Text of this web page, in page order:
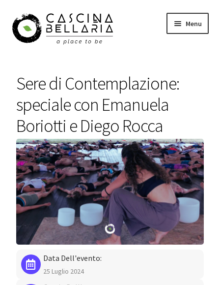
Vai
alla
navigazione
Vai
al
contenuto
Menu
Eventi
Corsi
Carrello
Il mio account
Sere di Contemplazione:
speciale con Emanuela
Boriotti e Diego Rocca
Data Dell'evento:
25 Luglio 2024